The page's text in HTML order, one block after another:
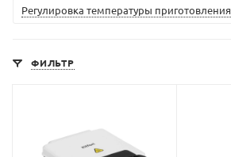
Регулировка температуры приготовления
ФИЛЬТР